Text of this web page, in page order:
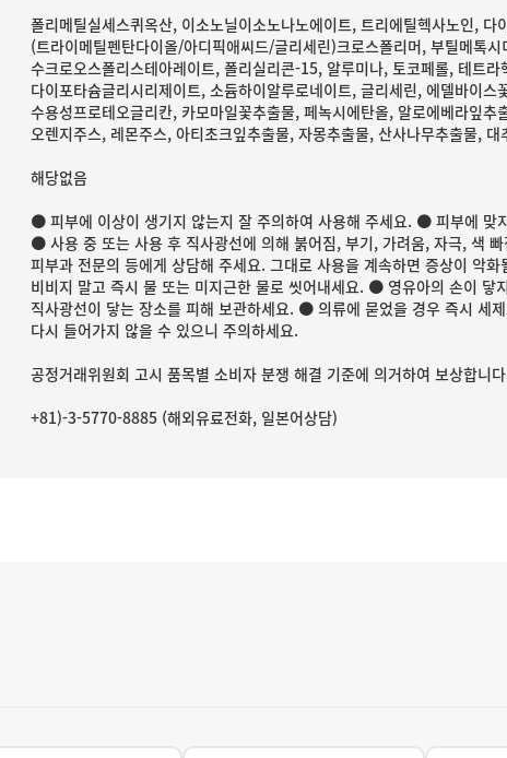
폴리메틸실세스퀴옥산, 이소노닐이소노나노에이트, 트리에틸헥사노인,
(트라이메틸펜탄다이올/아디픽애씨드/글리세린)크로스폴리머, 부틸메톡
수크로오스폴리스테아레이트, 폴리실리콘-15, 알루미나, 토코페롤, 테트
다이포타슘글리시리제이트, 소듐하이알루로네이트, 글리세린, 에델바이
수용성프로테오글리칸, 카모마일꽃추출물, 페녹시에탄올, 알로에베라잎
오렌지주스, 레몬주스, 아티초크잎추출물, 자몽추출물, 산사나무추출물,
해당없음
● 피부에 이상이 생기지 않는지 잘 주의하여 사용해 주세요. ● 피부에 맞
● 사용 중 또는 사용 후 직사광선에 의해 붉어짐, 부기, 가려움, 자극, 색
피부과 전문의 등에게 상담해 주세요. 그대로 사용을 계속하면 증상이 악
비비지 말고 즉시 물 또는 미지근한 물로 씻어내세요. ● 영유아의 손이
직사광선이 닿는 장소를 피해 보관하세요. ● 의류에 묻었을 경우 즉시 세
다시 들어가지 않을 수 있으니 주의하세요.
공정거래위원회 고시 품목별 소비자 분쟁 해결 기준에 의거하여 보상합니
+81)-3-5770-8885 (해외유료전화, 일본어상담)